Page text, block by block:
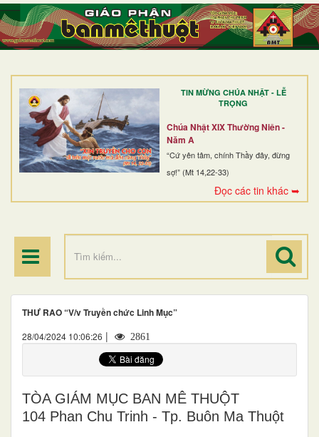
TIN MỪNG CHÚA NHẬT - LỄ
TRỌNG
Chúa Nhật XIX Thường Niên -
Năm A
“Cứ yên tâm, chính Thầy đây, đừng
sợ!” (Mt 14,22-33)
Đọc các tin khác ➥
TRANG NHẤT
GIỚI THIỆU
DÒNG TU
BAN MỤC VỤ
ĐOÀN THỂ CG
THƯ RAO “V/v Truyền chức Linh Mục”
28/04/2024 10:06:26 | 2861
TÒA GIÁM MỤC BAN MÊ THUỘT
104 Phan Chu Trinh - Tp. Buôn Ma Thuột